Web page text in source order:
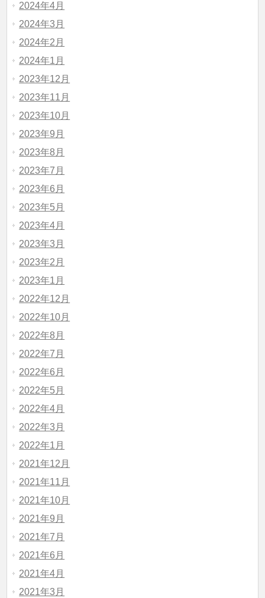
2024年4月
2024年3月
2024年2月
2024年1月
2023年12月
2023年11月
2023年10月
2023年9月
2023年8月
2023年7月
2023年6月
2023年5月
2023年4月
2023年3月
2023年2月
2023年1月
2022年12月
2022年10月
2022年8月
2022年7月
2022年6月
2022年5月
2022年4月
2022年3月
2022年1月
2021年12月
2021年11月
2021年10月
2021年9月
2021年7月
2021年6月
2021年4月
2021年3月